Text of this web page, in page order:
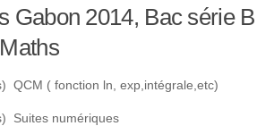
Gabon 2014, Bac série B
QCM ( fonction ln, exp,intégrale,etc)
Suites numériques